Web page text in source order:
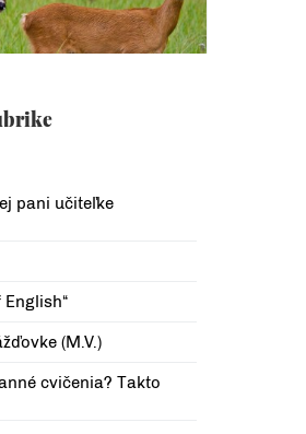
pani učiteľke
(M.V.)
cvičenia? Takto